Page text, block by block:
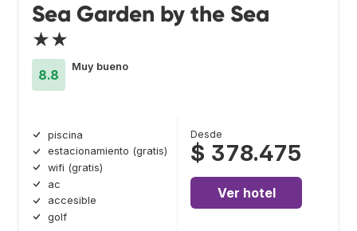
Sea Garden by the Sea
★★
8.8
Muy bueno
piscina
estacionamiento (gratis)
wifi (gratis)
ac
accesible
golf
Desde
$ 378.475
Ver hotel